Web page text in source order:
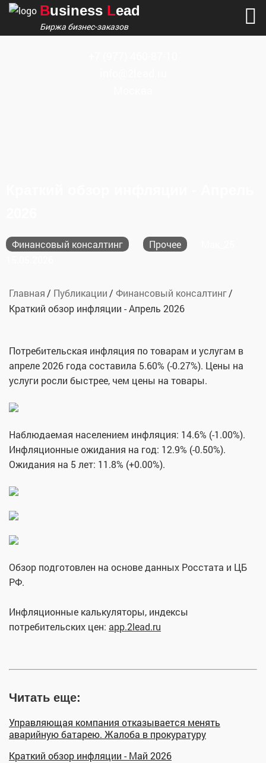
Business Lead
Биржа бизнес-заказов
Финансовый консалтинг Прочее
Главная Публикации
Финансовый консалтинг
Краткий обзор инфляции - Апрель 2026
Потребительская инфляция по товарам и услугам в
апреле 2026 года составила 5.60% (-0.27%). Цены на
услуги росли быстрее, чем цены на товары.
Наблюдаемая населением инфляция: 14.6% (-1.00%).
Инфляционные ожидания на год: 12.9% (-0.50%).
Ожидания на 5 лет: 11.8% (+0.00%).
Обзор подготовлен на основе данных Росстата и ЦБ
РФ.
Инфляционные калькуляторы, индексы
потребительских цен: app.2lead.ru
Читать еще:
Управляющая компания отказывается менять
аварийную батарею. Жалоба в прокуратуру
Краткий обзор инфляции - Май 2026